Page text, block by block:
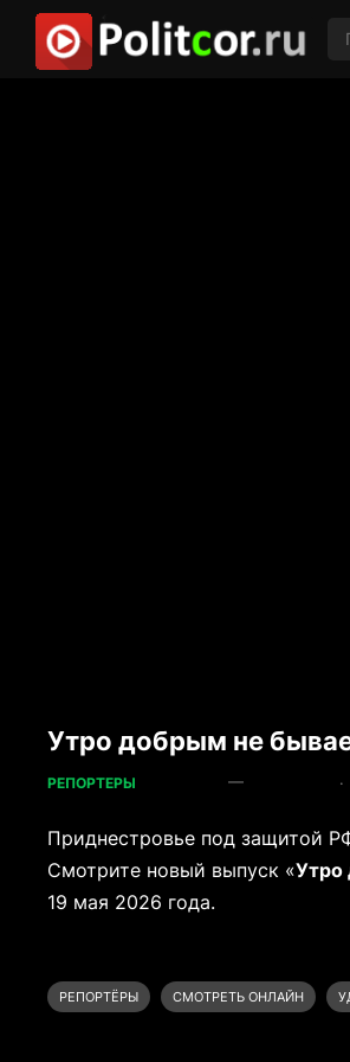
Утро добрым не
РЕПОРТЕРЫ — ·
Приднестровье под защитой
Смотрите новый выпуск «Утро
19 мая 2026 года.
РЕПОРТЁРЫ СМОТРЕТЬ ОНЛАЙН